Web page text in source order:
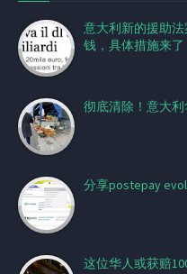
意大利新的援助
钱，具体措施来了
彻底清除！意大利
分享postepay
这位华人或获赔